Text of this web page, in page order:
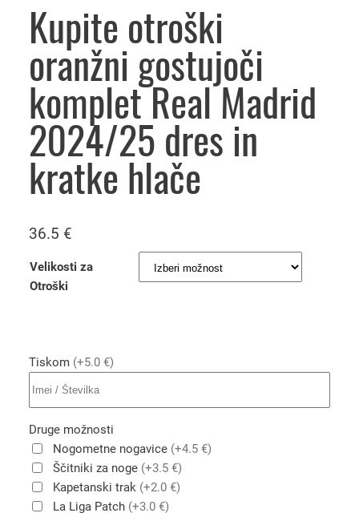
Kupite otroški
oranžni gostujoči
komplet Real Madrid
2024/25 dres in
kratke hlače
36.5 €
Velikosti za
Otroški
Tiskom (+5.0 €)
Druge možnosti
Nogometne nogavice (+4.5 €)
Ščitniki za noge (+3.5 €)
Kapetanski trak (+2.0 €)
La Liga Patch (+3.0 €)